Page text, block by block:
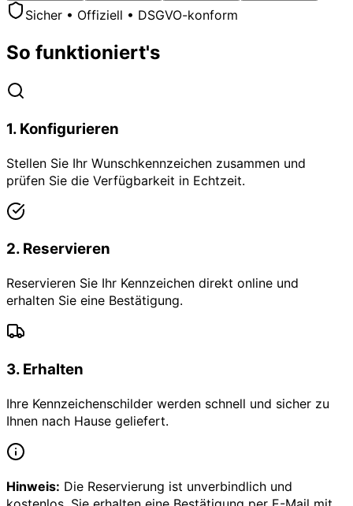
Sicher • Offiziell • DSGVO-konform
So funktioniert's
1. Konfigurieren
Stellen Sie Ihr Wunschkennzeichen zusammen und
prüfen Sie die Verfügbarkeit in Echtzeit.
2. Reservieren
Reservieren Sie Ihr Kennzeichen direkt online und
erhalten Sie eine Bestätigung.
3. Erhalten
Ihre Kennzeichenschilder werden schnell und sicher zu
Ihnen nach Hause geliefert.
Hinweis: Die Reservierung ist unverbindlich und